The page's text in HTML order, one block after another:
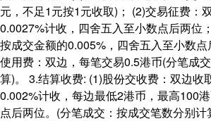
元，不足1元按1元收取)； (2)交易征费：
0.0027%计收，四舍五入至小数点后两位
按成交金额的0.005%，四舍五入至小数
使用费：双边，每笔交易0.5港币(分笔成
算)。 3.结算收费: (1)股份交收费：双边收
0.002%计收，每边最低2港币，最高100
点后两位。(分笔成交：按成交笔数分别计